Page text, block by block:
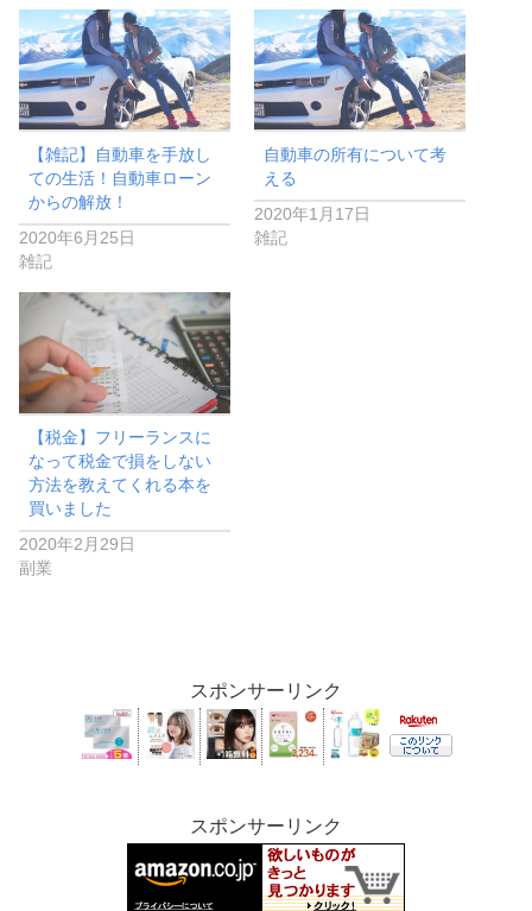
【雑記】自動車を手放し
ての生活！自動車ローン
からの解放！
2020年6月25日
雑記
自動車の所有について考
える
2020年1月17日
雑記
【税金】フリーランスに
なって税金で損をしない
方法を教えてくれる本を
買いました
2020年2月29日
副業
スポンサーリンク
スポンサーリンク